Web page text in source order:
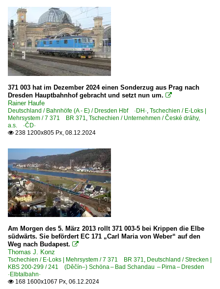
6 155 BR 155 DR 250 'Energiecontainer'
6 180 BR 180 DR 230 ·Skoda 80E·
Elektrotriebzüge | 94 80
0 442 BR 442 ·Talent 2· 'Hamsterbacke'
1 442 BR 442 ·Talent 2· 'Hamsterbacke'
Galerien
2018 10. Dresdner Dampfloktreffen
Berlin-Warschau-Express
Sonderzüge und Sonderfahrten
Grenzverkehr
Deutschland <-> Dänemark
Deutschland <-> Polen
Deutschland <-> Tschechien
Deutschland <-> Ungarn
Güterverkehr
KLV Containerzüge
371 003 hat im Dezember 2024 einen Sonderzug aus Prag nach
Dresden Hauptbahnhof gebracht und setzt nun um. 
Rainer Haufe
Deutschland / Bahnhöfe (A - E) / Dresden Hbf ·DH·, Tschechien / E-Loks |
Mehrsystem / 7 371 BR 371, Tschechien / Unternehmen / České dráhy,
a.s. ·ČD·
 238 1200x805 Px, 08.12.2024
Am Morgen des 5. März 2013 rollt 371 003-5 bei Krippen die Elbe
südwärts. Sie befördert EC 171 „Carl Maria von Weber“ auf den
Weg nach Budapest. 
Thomas J. Konz
Tschechien / E-Loks | Mehrsystem / 7 371 BR 371, Deutschland / Strecken |
KBS 200-299 / 241 (Děčín–) Schöna – Bad Schandau – Pirna – Dresden
·Elbtalbahn·
 168 1600x1067 Px, 06.12.2024